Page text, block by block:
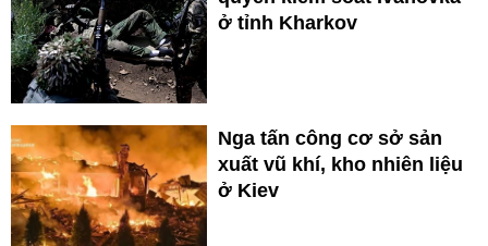
ở tỉnh Kharkov
Nga tấn công cơ sở sản
xuất vũ khí, kho nhiên liệu
ở Kiev